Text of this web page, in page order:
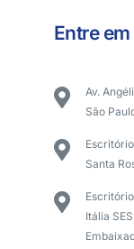
Entre
Av.
São
Santa
Itália